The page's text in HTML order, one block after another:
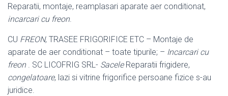
Reparatii, montaje, reamplasari aparate aer conditionat,
incarcari cu freon.
CU FREON, TRASEE FRIGORIFICE ETC – Montaje de
aparate de aer conditionat – toate tipurile; – Incarcari cu
freon. SC LICOFRIG SRL- SaceleReparatii frigidere,
congelatoare, lazi si vitrine frigorifice persoane fizice s-au
juridice.